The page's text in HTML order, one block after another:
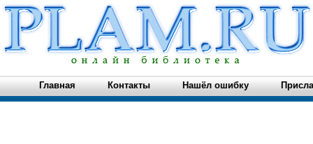
Главная Контакты Нашёл ошибку